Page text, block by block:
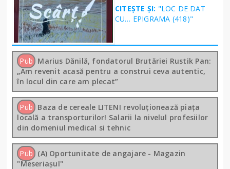
CITEȘTE ȘI: "LOC DE DAT
CU… EPIGRAMA (418)"
Pub Marius Dănilă, fondatorul Brutăriei Rustik Pan:
„Am revenit acasă pentru a construi ceva autentic,
în locul din care am plecat”
Pub Baza de cereale LITENI revoluționează piața
locală a transporturilor! Salarii la nivelul profesiilor
din domeniul medical si tehnic
Pub (A) Oportunitate de angajare - Magazin
"Meseriașul"